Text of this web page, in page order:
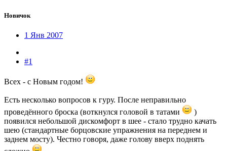
Новичок
1 Янв 2007
#1
Всех - с Новым годом!
Есть несколько вопросов к гуру. После неправильно
проведённого броска (воткнулся головой в татами
)
появился небольшой дискомфорт в шее - стало трудно качать
шею (стандартные борцовские упражнения на переднем и
заднем мосту). Честно говоря, даже голову вверх поднять